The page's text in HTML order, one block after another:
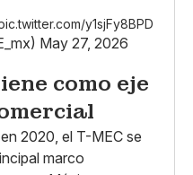
y1sjFy8BPD
May 27, 2026
como eje
2020, el T-MEC se
marco